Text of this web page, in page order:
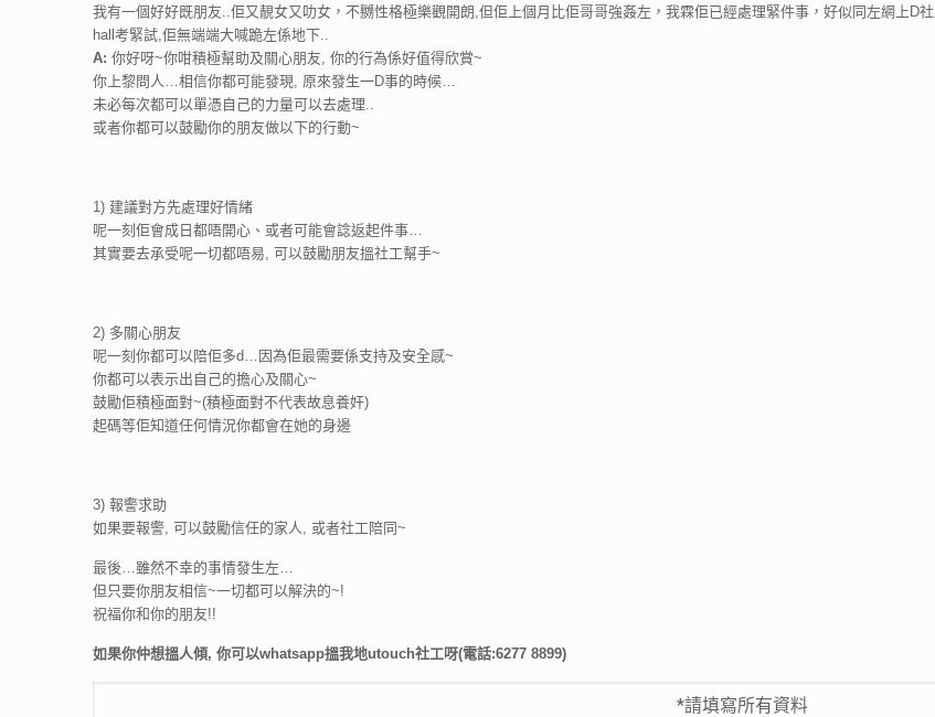
我有一個好好既朋友..佢又靚女又叻女，不嬲性格極樂觀開朗,但佢上個月比佢哥哥強姦左，我霖佢已經處理緊件事，好似同左網上
hall考緊試,佢無端端大喊跪左係地下..
A: 你好呀~你咁積極幫助及關心朋友, 你的行為係好值得欣賞~
你上黎問人…相信你都可能發現, 原來發生一D事的時候…
未必每次都可以單憑自己的力量可以去處理..
或者你都可以鼓勵你的朋友做以下的行動~
1) 建議對方先處理好情緒
呢一刻佢會成日都唔開心、或者可能會諗返起件事…
其實要去承受呢一切都唔易, 可以鼓勵朋友搵社工幫手~
2) 多關心朋友
呢一刻你都可以陪佢多d…因為佢最需要係支持及安全感~
你都可以表示出自己的擔心及關心~
鼓勵佢積極面對~(積極面對不代表故息養奸)
起碼等佢知道任何情況你都會在她的身邊
3) 報警求助
如果要報警, 可以鼓勵信任的家人, 或者社工陪同~
最後…雖然不幸的事情發生左…
但只要你朋友相信~一切都可以解決的~!
祝福你和你的朋友!!
如果你仲想搵人傾, 你可以whatsapp搵我地utouch社工呀(電話:6277 8899)
*請填寫所有資料